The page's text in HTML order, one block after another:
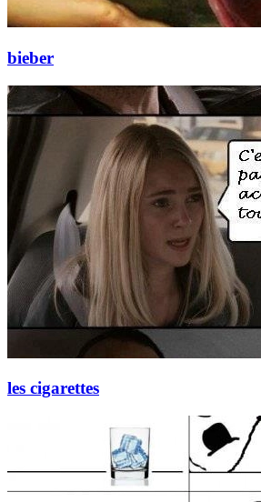
bieber
les cigarettes